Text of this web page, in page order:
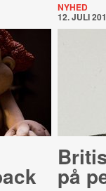
NYHED
12. JULI
på